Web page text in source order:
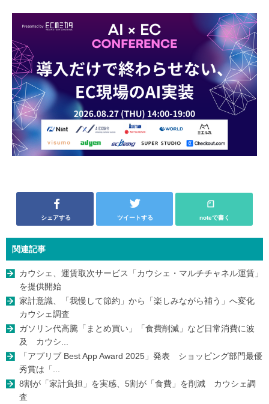
シェアする ツイートする noteで書く
関連記事
カウシェ、運賃取次サービス「カウシェ・マルチチャネル運賃」
を提供開始
家計意識、「我慢して節約」から「楽しみながら補う」へ変化
カウシェ調査
ガソリン代高騰「まとめ買い」「食費削減」など日常消費に波
及 カウシ...
「アプリブ Best App Award 2025」発表 ショッピング部門最優
秀賞は「...
8割が「家計負担」を実感、5割が「食費」を削減 カウシェ調
査